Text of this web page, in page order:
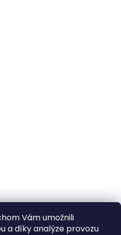
Vám umožnili
a díky analýze provozu